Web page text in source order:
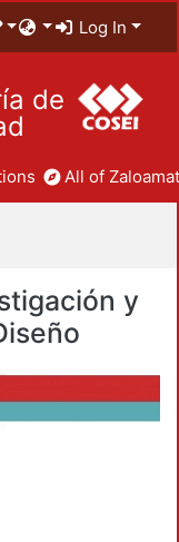
Log In
de
All of
y